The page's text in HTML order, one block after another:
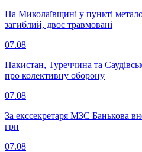
На Миколаївщині у пункті
загиблий, двоє травмовані
07.08
Пакистан, Туреччина та
про колективну оборону
07.08
За екссекретаря МЗС Банькова
грн
07.08